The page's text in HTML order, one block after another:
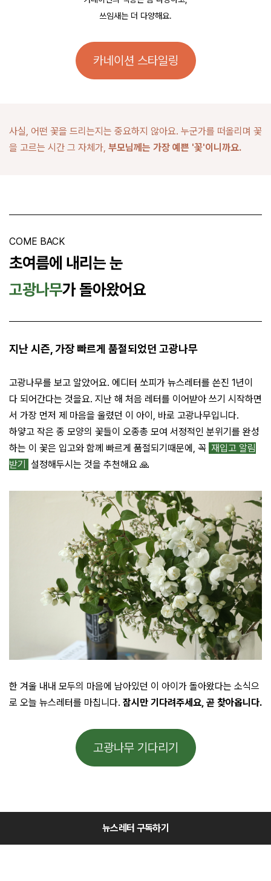
쓰임새는 더 다양해요.
카네이션 스타일링
사실, 어떤 꽃을 드리는지는 중요하지 않아요. 누군가를 떠올리며 꽃
을 고르는 시간 그 자체가, 부모님께는 가장 예쁜 '꽃'이니까요.
COME BACK
초여름에 내리는 눈
고광나무가 돌아왔어요
지난 시즌, 가장 빠르게 품절되었던 고광나무
고광나무를 보고 알았어요. 에디터 쏘피가 뉴스레터를 쓴진 1년이
다 되어간다는 것을요. 지난 해 처음 레터를 이어받아 쓰기 시작하면
서 가장 먼저 제 마음을 울렸던 이 아이, 바로 고광나무입니다.
하얗고 작은 종 모양의 꽃들이 오종총 모여 서정적인 분위기를 완성
하는 이 꽃은 입고와 함께 빠르게 품절되기때문에, 꼭 재입고 알림
받기
설정해두시는 것을 추천해요 🙏
한 겨울 내내 모두의 마음에 남아있던 이 아이가 돌아왔다는 소식으
로 오늘 뉴스레터를 마칩니다. 잠시만 기다려주세요, 곧 찾아옵니다.
고광나무 기다리기
뉴스레터 구독하기